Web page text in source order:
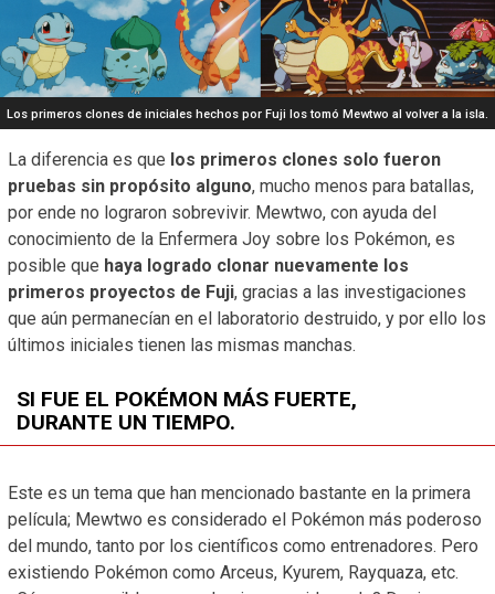
Los primeros clones de iniciales hechos por Fuji los tomó Mewtwo al volver a la isla.
La diferencia es que los primeros clones solo fueron
pruebas sin propósito alguno, mucho menos para batallas,
por ende no lograron sobrevivir. Mewtwo, con ayuda del
conocimiento de la Enfermera Joy sobre los Pokémon, es
posible que haya logrado clonar nuevamente los
primeros proyectos de Fuji, gracias a las investigaciones
que aún permanecían en el laboratorio destruido, y por ello los
últimos iniciales tienen las mismas manchas.
SI FUE EL POKÉMON MÁS FUERTE,
DURANTE UN TIEMPO.
Este es un tema que han mencionado bastante en la primera
película; Mewtwo es considerado el Pokémon más poderoso
del mundo, tanto por los científicos como entrenadores. Pero
existiendo Pokémon como Arceus, Kyurem, Rayquaza, etc.